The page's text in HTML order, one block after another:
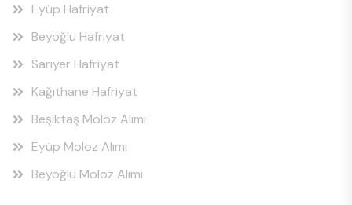
Eyüp Hafriyat
Beyoğlu Hafriyat
Sarıyer Hafriyat
Kağıthane Hafriyat
Beşiktaş Moloz Alımı
Eyüp Moloz Alımı
Beyoğlu Moloz Alımı